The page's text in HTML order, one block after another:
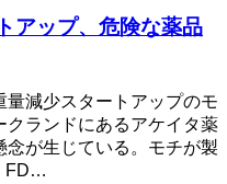
アップ、危険な薬品
減少スタートアップのモ
ランドにあるアケイタ薬
念が生じている。モチが製
FD…